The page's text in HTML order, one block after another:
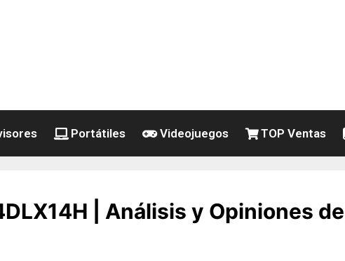
Portátiles Videojuegos TOP Ventas
| Análisis y Opiniones